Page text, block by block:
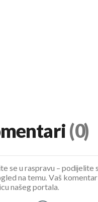
(0)
se u raspravu – podijelite
na temu. Vaš
našeg portala.